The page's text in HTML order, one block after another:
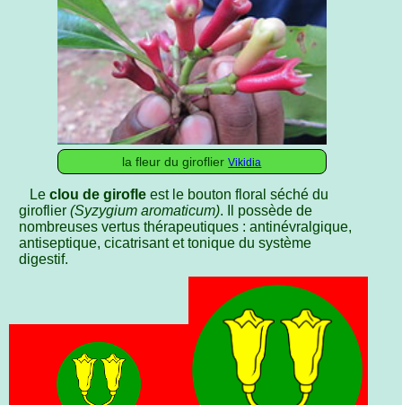
la fleur du giroflierVikidia
Le clou de girofleest le bouton floral séché du
giroflier(Syzygium aromaticum). Il possède de
nombreuses vertus thérapeutiques : antinévralgique,
antiseptique, cicatrisant et tonique du système
digestif.